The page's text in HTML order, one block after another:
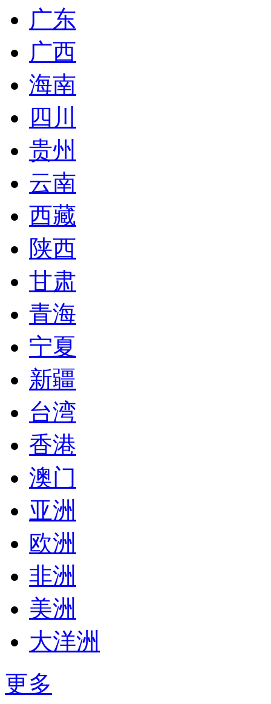
广东
广西
海南
四川
贵州
云南
西藏
陕西
甘肃
青海
宁夏
新疆
台湾
香港
澳门
亚洲
欧洲
非洲
美洲
大洋洲
更多